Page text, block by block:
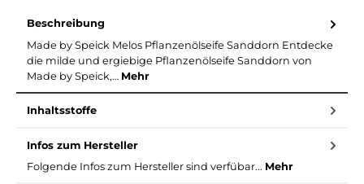
Beschreibung
Made by Speick Melos Pflanzenölseife Sanddorn Entdecke
die milde und ergiebige Pflanzenölseife Sanddorn von
Made by Speick,… Mehr
Inhaltsstoffe
Infos zum Hersteller
Folgende Infos zum Hersteller sind verfübar... Mehr